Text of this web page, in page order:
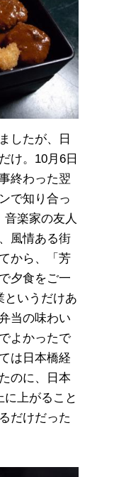
したが、日
け。10月6日
終わった翌
で知り合っ
音楽家の友人
風情ある街
から、「芳
夕食をご一
というだけあ
当の味わい
よかったで
は日本橋経
のに、日本
上がること
だけだった